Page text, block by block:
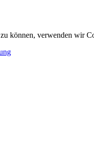
können, verwenden